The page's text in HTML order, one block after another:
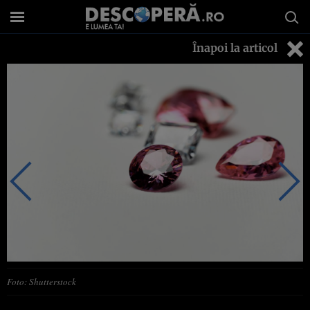
Înapoi la articol
Foto: Shutterstock